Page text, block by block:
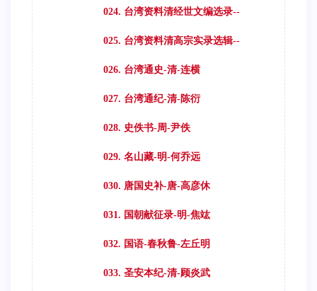
024. 台湾资料清经世文编选录--
025. 台湾资料清高宗实录选辑--
026. 台湾通史-清-连横
027. 台湾通纪-清-陈衍
028. 史佚书-周-尹佚
029. 名山藏-明-何乔远
030. 唐国史补-唐-高彦休
031. 国朝献征录-明-焦竑
032. 国语-春秋鲁-左丘明
033. 圣安本纪-清-顾炎武